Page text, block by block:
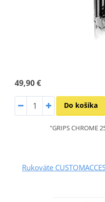
49,90 €
Do košíka
"GRIPS CHROME
Rukoväte